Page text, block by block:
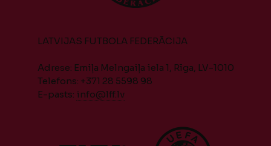
LATVIJAS FUTBOLA FEDERĀCIJA
Adrese: Emiļa Melngaiļa iela 1, Rīga, LV-1010
Telefons: +371 28 5598 98
E-pasts: info@lff.lv